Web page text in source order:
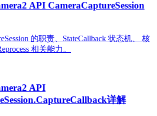
API CameraCaptureSession
的职责、StateCallback 状态机、 核
相关能力。
API
详解